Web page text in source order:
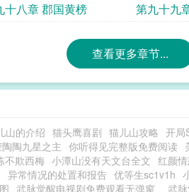
十八章 郡国黄榜 第九十九
查看更多章节...
山的介绍 猫头鹰喜剧 猫儿山攻略 开局
陶九星之主 你听得见完整版免费阅读
不欺西梅 小潭山没有天文台全文 红颜
异常情况的处置和报告 优等生sc1v1h
武脉觉醒电视剧免费观看无弹窗 武